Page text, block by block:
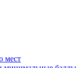
мест